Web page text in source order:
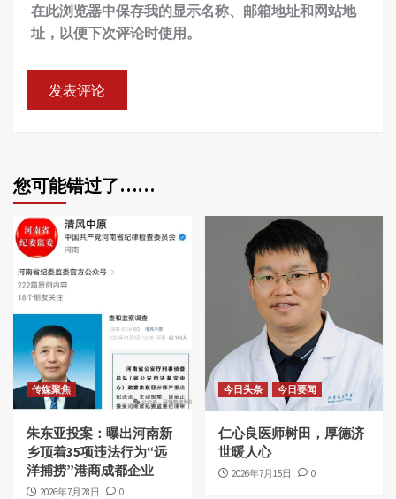
在此浏览器中保存我的显示名称、邮箱地址和网站地
址，以便下次评论时使用。
您可能错过了……
传媒聚焦
朱东亚投案：曝出河南新
乡顶着35项违法行为“远
洋捕捞”港商成都企业
2026年7月28日 0
今日头条 今日要闻
仁心良医师树田，厚德济
世暖人心
2026年7月15日 0